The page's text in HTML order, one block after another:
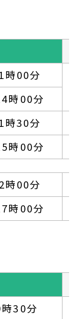
時00分
時00分
時30分
時00分
時00分
時00分
30分